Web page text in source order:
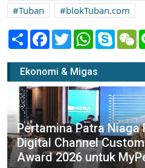
Tuban
blokTuban.com
Share Facebook
TwitterWhatsApp
Skype
Ekonomi & Migas
Pertamina Patra Niaga
Digital Channel
Award 2026 untuk